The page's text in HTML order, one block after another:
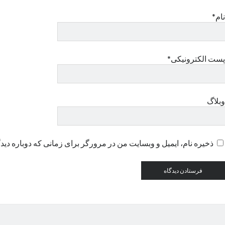
نام*
پست الکترونیکی*
وبلاگ
ذخیره نام، ایمیل و وبسایت من در مرورگر برای زمانی که دوباره